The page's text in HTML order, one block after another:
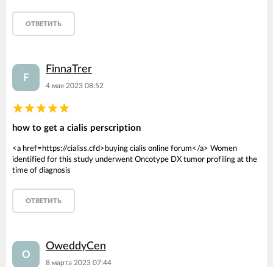
ОТВЕТИТЬ
F
FinnaTrer
4 мая 2023 08:52
how to get a cialis perscription
<a href=https://cialiss.cfd>buying cialis online forum</a> Women
identified for this study underwent Oncotype DX tumor profiling at the
time of diagnosis
ОТВЕТИТЬ
O
OweddyCen
8 марта 2023 07:44